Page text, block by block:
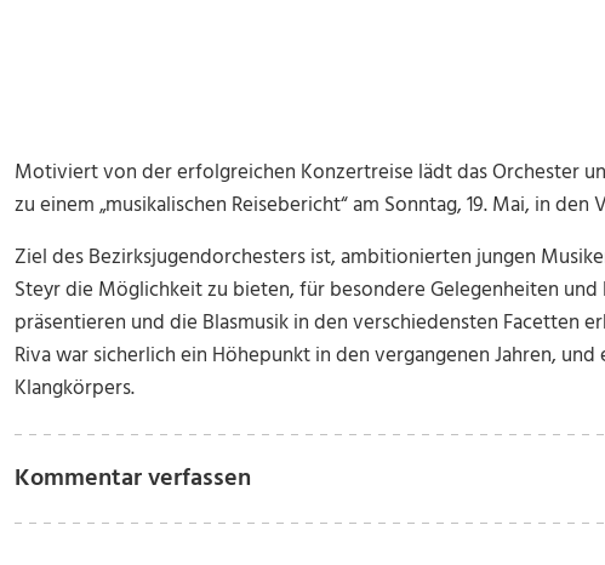
Motiviert von der erfolgreichen Konzertreise lädt das Orchester
zu einem „musikalischen Reisebericht“ am Sonntag, 19. Mai, in den
Ziel des Bezirksjugendorchesters ist, ambitionierten jungen
Steyr die Möglichkeit zu bieten, für besondere Gelegenheiten
präsentieren und die Blasmusik in den verschiedensten Facetten
Riva war sicherlich ein Höhepunkt in den vergangenen Jahren,
Klangkörpers.
Kommentar verfassen